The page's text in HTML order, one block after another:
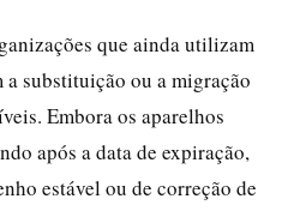
que ainda utilizam
substituição ou a migração
Embora os aparelhos
após a data de expiração,
estável ou de correção de